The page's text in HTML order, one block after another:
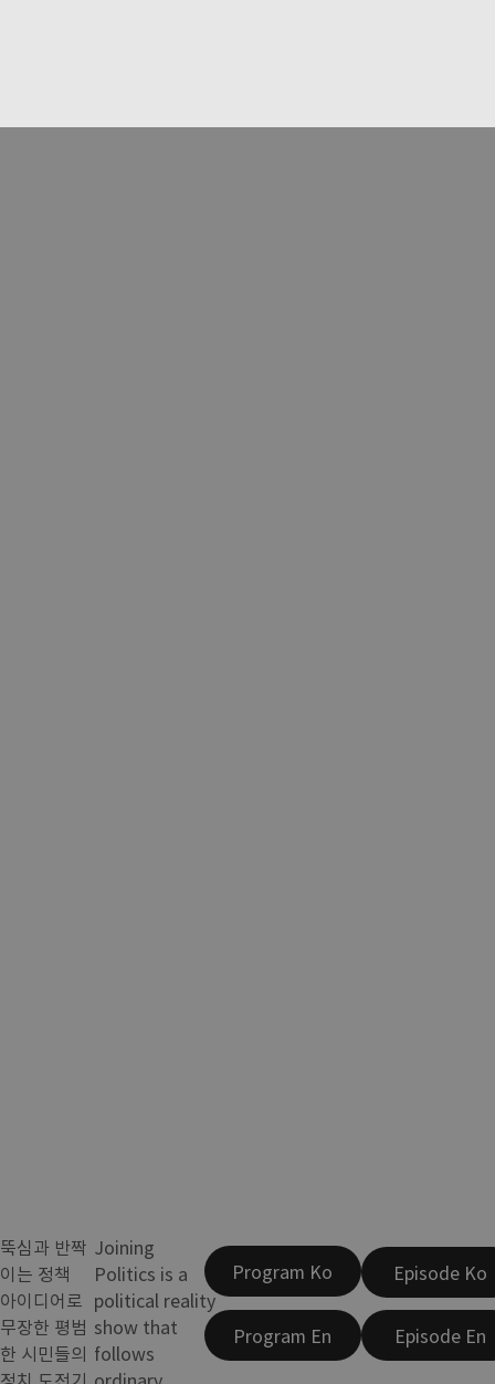
뚝심과 반짝
이는 정책
아이디어로
무장한 평범
한 시민들의
Joining
Politics is a
political reality
show that
follows
Program Ko
Program En
Episode Ko
Episode En